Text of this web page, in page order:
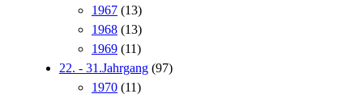
1967 (13)
1968 (13)
1969 (11)
22. - 31.Jahrgang (97)
1970 (11)